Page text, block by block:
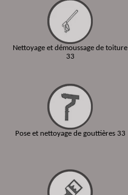
Nettoyage et démoussage de toiture
33
Pose et nettoyage de gouttières 33